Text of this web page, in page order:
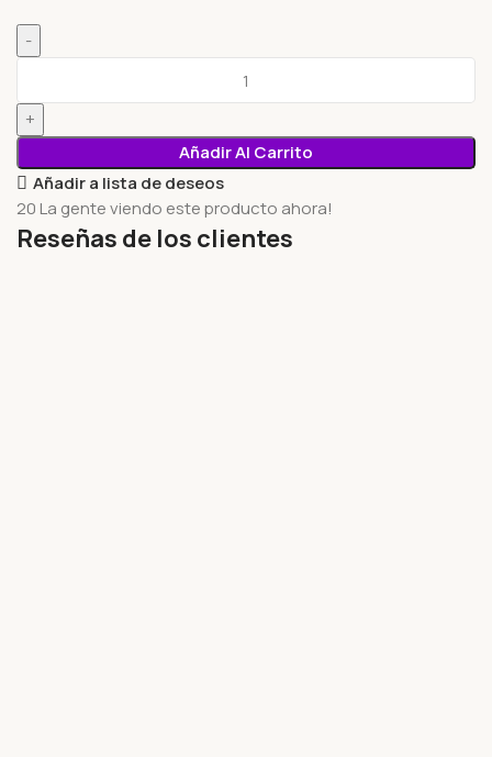
Añadir Al Carrito
Añadir a lista de deseos
20 La gente viendo este producto ahora!
Reseñas de los clientes